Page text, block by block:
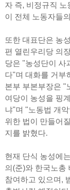
자 즉, 비정규직
이 전체 노동자들
또한 대표단은 농
편 열린우리당 의
당은 "농성단이 사
다"며 대화를 거부
본부 부본부장은 "
여당이 농성을 핑
냐"며 "노동법 개
위한 법이 만들어
지를 밝혔다.
현재 단식 농성에
의(준)와 한국노총
참여하고 있으며,